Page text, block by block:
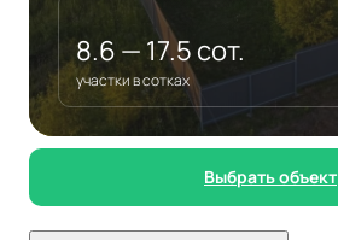
8.6 — 17.5 сот.
участки в сотках
Выбрать объект